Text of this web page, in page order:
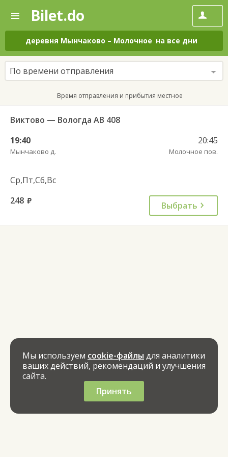
—
Поиск
и
покупка
билетов
на
автобус
онлайн
Bilet.do
деревня Мынчаково – Молочное на все дни
По времени отправления
Время отправления и прибытия местное
Виктово — Вологда АВ 408
19:40
Мынчаково д.
20:45
Молочное пов.
Ср,Пт,Сб,Вс
248 руб. Выбрать
Мы используем cookie-файлы для аналитики
ваших действий, рекомендаций и улучшения
сайта.
Принять